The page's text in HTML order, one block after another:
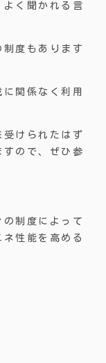
よく聞かれる言
度もあります
関係なく利用
けられたはず
ので、ぜひ参
制度によって
性能を高める